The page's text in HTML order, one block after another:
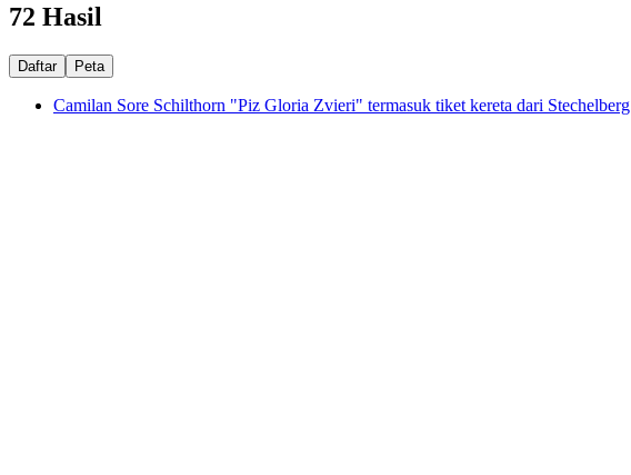
72 Hasil
Daftar Peta
Camilan Sore Schilthorn "Piz Gloria Zvieri" termasuk tiket kereta dari Stechelberg